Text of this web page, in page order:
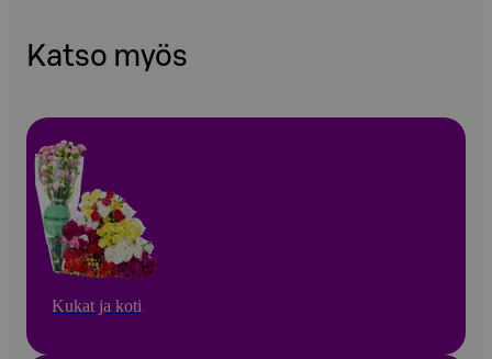
Katso myös
Kukat ja koti